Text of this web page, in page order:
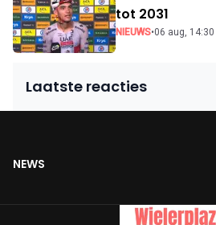
tot 2031
NIEUWS•06 aug, 14:30
Laatste reacties
NEWS